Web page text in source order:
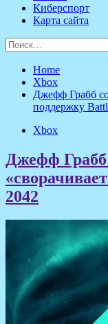
Киберспорт
Карта сайта
Найти:
Home
Xbox
Джефф Грабб
поддержку
Xbox
Джефф
2042